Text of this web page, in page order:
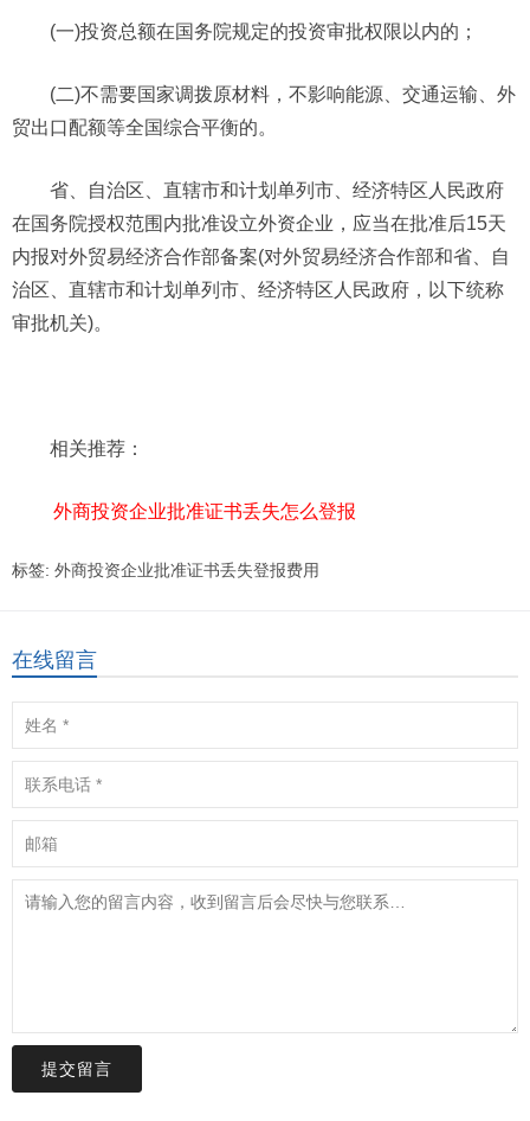
(一)投资总额在国务院规定的投资审批权限以内的；
(二)不需要国家调拨原材料，不影响能源、交通运输、外
贸出口配额等全国综合平衡的。
省、自治区、直辖市和计划单列市、经济特区人民政府
在国务院授权范围内批准设立外资企业，应当在批准后15天
内报对外贸易经济合作部备案(对外贸易经济合作部和省、自
治区、直辖市和计划单列市、经济特区人民政府，以下统称
审批机关)。
相关推荐：
外商投资企业批准证书丢失怎么登报
标签: 外商投资企业批准证书丢失登报费用
在线留言
提交留言